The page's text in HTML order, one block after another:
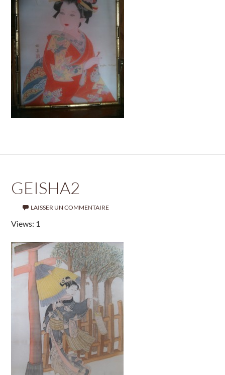
GEISHA2
LAISSER UN COMMENTAIRE
Views: 1